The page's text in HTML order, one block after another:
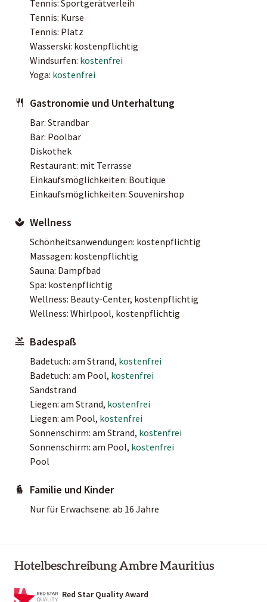
Tennis: Sportgerätverleih
Tennis: Kurse
Tennis: Platz
Wasserski: kostenpflichtig
Windsurfen: kostenfrei
Yoga: kostenfrei
Gastronomie und Unterhaltung
Bar: Strandbar
Bar: Poolbar
Diskothek
Restaurant: mit Terrasse
Einkaufsmöglichkeiten: Boutique
Einkaufsmöglichkeiten: Souvenirshop
Wellness
Schönheitsanwendungen: kostenpflichtig
Massagen: kostenpflichtig
Sauna: Dampfbad
Spa: kostenpflichtig
Wellness: Beauty-Center, kostenpflichtig
Wellness: Whirlpool, kostenpflichtig
Badespaß
Badetuch: am Strand, kostenfrei
Badetuch: am Pool, kostenfrei
Sandstrand
Liegen: am Strand, kostenfrei
Liegen: am Pool, kostenfrei
Sonnenschirm: am Strand, kostenfrei
Sonnenschirm: am Pool, kostenfrei
Pool
Familie und Kinder
Nur für Erwachsene: ab 16 Jahre
Hotelbeschreibung Ambre Mauritius
Red Star Quality Award